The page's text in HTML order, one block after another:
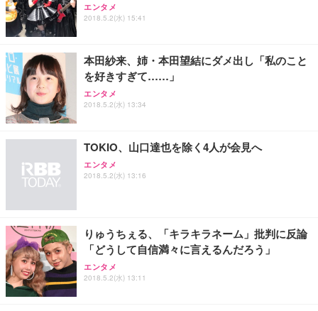
エンタメ
2018.5.2(水) 15:41
本田紗来、姉・本田望結にダメ出し「私のこと
を好きすぎて……」
エンタメ
2018.5.2(水) 13:34
TOKIO、山口達也を除く4人が会見へ
エンタメ
2018.5.2(水) 13:16
りゅうちぇる、「キラキラネーム」批判に反論
「どうして自信満々に言えるんだろう」
エンタメ
2018.5.2(水) 13:11